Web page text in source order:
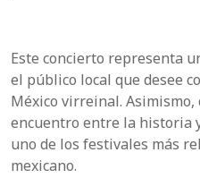
Este concierto representa
el público local que desee
México virreinal.
encuentro entre la historia
uno de los festivales más
mexicano.